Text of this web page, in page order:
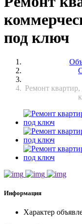
под ключ
Ремонт
Информация
Характер